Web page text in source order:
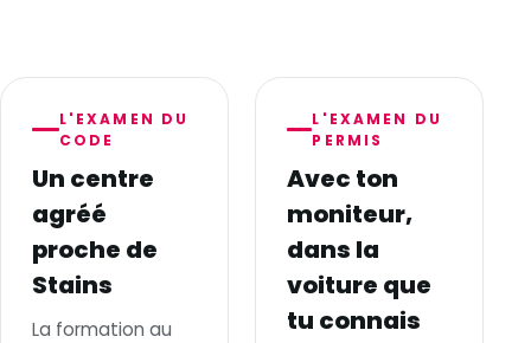
L'EXAMEN DU
CODE
Un centre
agréé
proche de
Stains
La formation au
L'EXAMEN DU
PERMIS
Avec ton
moniteur,
dans la
voiture que
tu connais